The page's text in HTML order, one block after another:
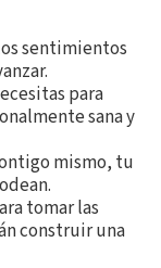
sentimientos
para
sana y
mismo, tu
tomar las
construir una